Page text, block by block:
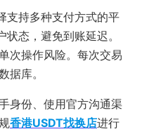
支持多种支付方式的平
态，避免到账延迟。
次操作风险。每次交易
据库。
身份、使用官方沟通渠
香港USDT找换店进行